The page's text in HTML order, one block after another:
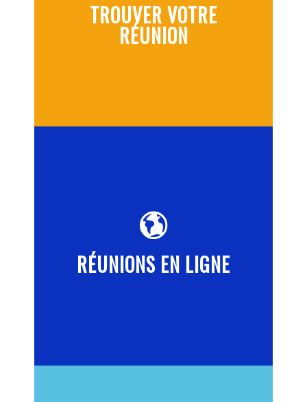
TROUVER VOTRE
RÉUNION
RÉUNIONS EN LIGNE